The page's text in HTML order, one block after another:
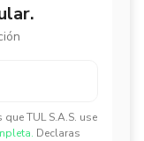
TUL S.A.S. use
Declaras
✕
✕